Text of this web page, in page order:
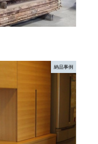
納品事例